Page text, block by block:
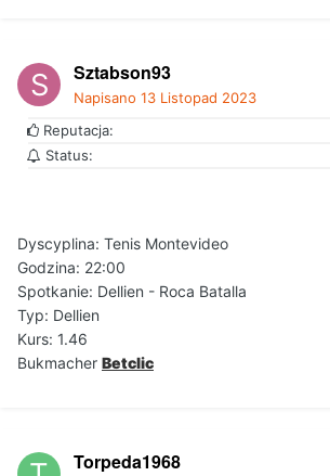
Sztabson93
Napisano 13 Listopad 2023
Reputacja:
Status:
Dyscyplina: Tenis Montevideo
Godzina: 22:00
Spotkanie: Dellien - Roca Batalla
Typ: Dellien
Kurs: 1.46
Bukmacher Betclic
Torpeda1968